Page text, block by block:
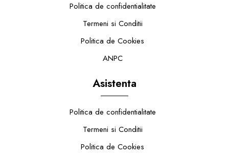
Politica de confidentialitate
Termeni si Conditii
Politica de Cookies
ANPC
Asistenta
Politica de confidentialitate
Termeni si Conditii
Politica de Cookies